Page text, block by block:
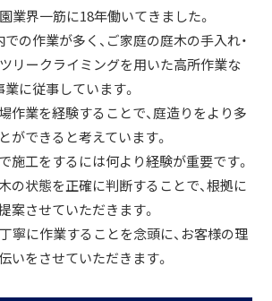
業界一筋に18年働いてきました。
の作業が多く、ご家庭の庭木の手入れ・
ツリークライミングを用いた高所作業な
業に従事しています。
作業を経験することで、庭造りをより多
ができると考えています。
施工をするには何より経験が重要です。
の状態を正確に判断することで、根拠に
案させていただきます。
寧に作業することを念頭に、お客様の理
いをさせていただきます。